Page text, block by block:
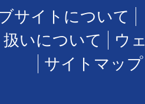
サイトについて
いについて
ウ
サイトマップ